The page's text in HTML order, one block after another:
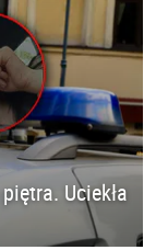
Uciekła